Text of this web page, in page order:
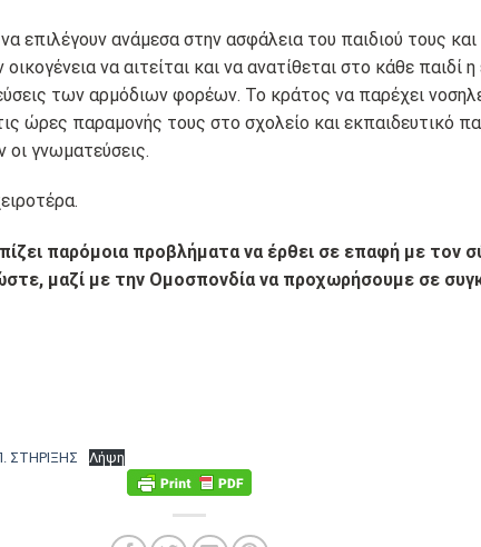
επιλέγουν ανάμεσα στην ασφάλεια του παιδιού τους
να αιτείται και να ανατίθεται στο κάθε παιδί
των αρμόδιων φορέων. Το κράτος να παρέχει
ώρες παραμονής τους στο σχολείο και εκπαιδευτικό
οι γνωματεύσεις.
παρόμοια προβλήματα να έρθει σε επαφή με τον
μαζί με την Ομοσπονδία να προχωρήσουμε σε
ΣΤΗΡΙΞΗΣ Λήψη